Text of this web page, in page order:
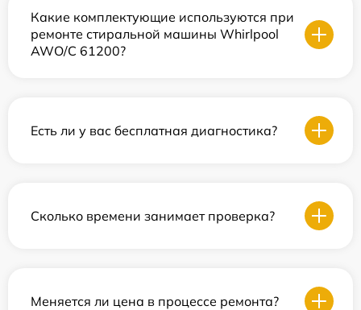
Какие комплектующие используются при
ремонте стиральной машины Whirlpool
AWO/С 61200?
Есть ли у вас бесплатная диагностика?
Сколько времени занимает проверка?
Меняется ли цена в процессе ремонта?